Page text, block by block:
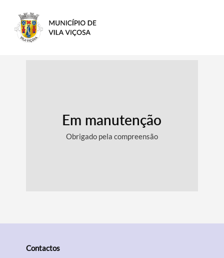
Em manutenção
Obrigado pela compreensão
Contactos